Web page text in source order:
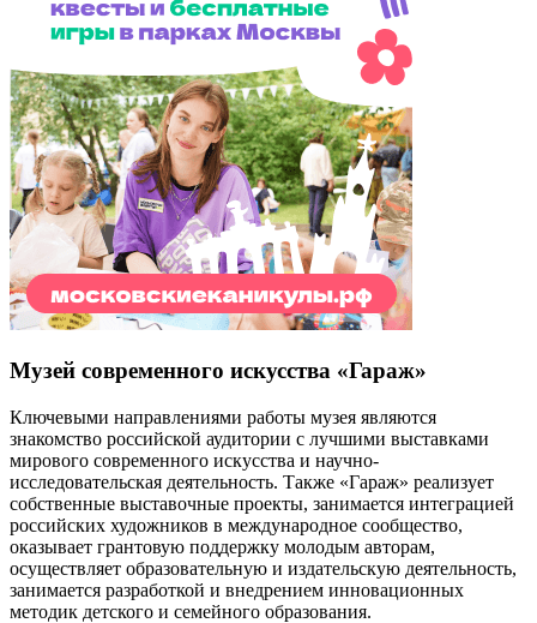
Музей современного искусства «Гараж»
Ключевыми направлениями работы музея являются
знакомство российской аудитории с лучшими выставками
мирового современного искусства и научно-
исследовательская деятельность. Также «Гараж» реализует
собственные выставочные проекты, занимается интеграцией
российских художников в международное сообщество,
оказывает грантовую поддержку молодым авторам,
осуществляет образовательную и издательскую деятельность,
занимается разработкой и внедрением инновационных
методик детского и семейного образования.